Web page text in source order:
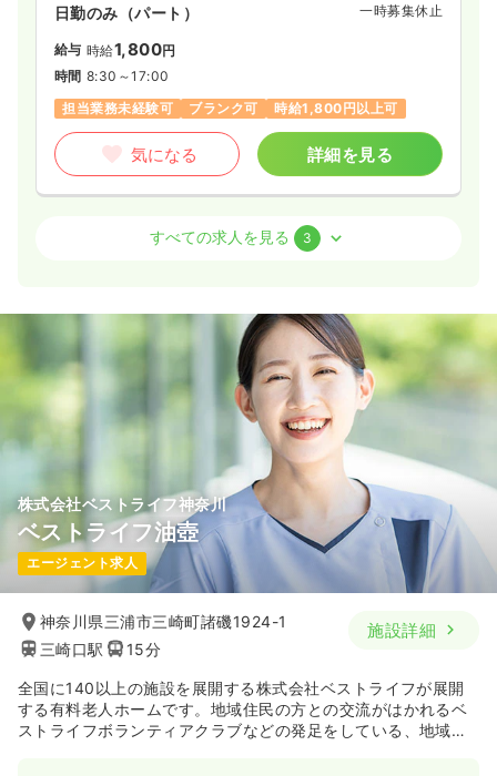
日勤のみ（パート） 一時募集休止
給与 時給1,800円
時間 8:30～17:00
担当業務未経験可
ブランク可 時給1,800円以上可
気になる 詳細を見る
介護・福祉系正・准看護師
賞与3回
※経験3年の例
時間
土日休み
年間休日121日
担当業務未経験可
ブランク可
月給32万円以上可
詳細を見る
2交代（常勤） 一時募集休止
給与 37.2〜37.4万円/月 賞与4.55ヶ月
※経験10年の例
時間 8:30～17:00（休憩60分）
ブランク可
月給37万円以上可
気になる 詳細を見る
すべての求人を見る 3
株式会社ベストライフ神奈川
ベストライフ油壺
エージェント求人
神奈川県三浦市三崎町諸磯1924-1
三崎口駅
15分
施設詳細
全国に140以上の施設を展開する株式会社ベストライフが展開
する有料老人ホームです。地域住民の方との交流がはかれるベ
ストライフボランティアクラブなどの発足をしている、地域密